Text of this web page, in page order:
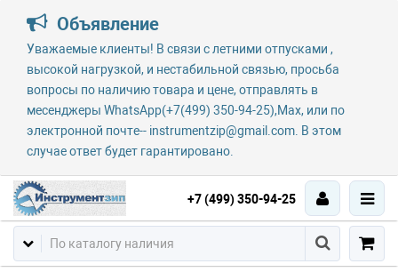
Объявление
Уважаемые клиенты! В связи с летними отпусками ,
высокой нагрузкой, и нестабильной связью, просьба
вопросы по наличию товара и цене, отправлять в
месенджеры WhatsApp(+7(499) 350-94-25),Max, или по
электронной почте-- instrumentzip@gmail.com. В этом
случае ответ будет гарантировано.
+7 (499) 350-94-25